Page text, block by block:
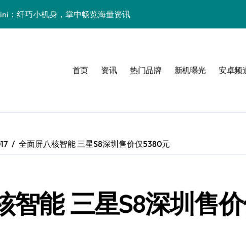
：纤巧小机身，掌中畅览海量资讯
亮点大揭秘：创新科技，重塑手机新体验！
前瞻：手机管家揭秘折叠屏新惊艳亮点
！定制主题引领潮流新体验
美出新高度！
场，时尚与性能双巅峰！
大揭秘！优惠全享，高效玩机攻略速看！
首页 资讯 热门品牌 新机曝光 安卓频
全面屏八核智能 三星S8深圳售价仅5380元
智能 三星S8深圳售